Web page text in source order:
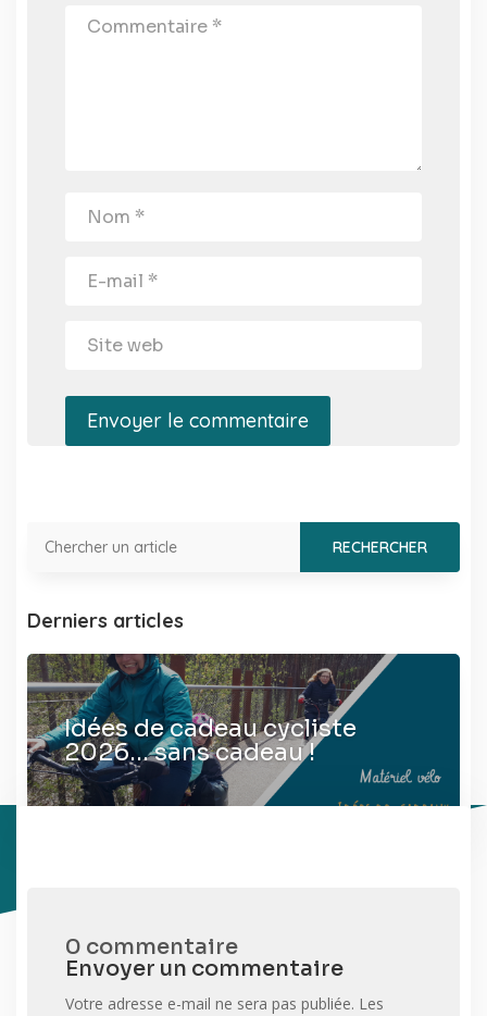
Envoyer le commentaire
Derniers articles
Idées de cadeau cycliste
2026… sans cadeau !
0 commentaire
Envoyer un commentaire
Votre adresse e-mail ne sera pas publiée. Les